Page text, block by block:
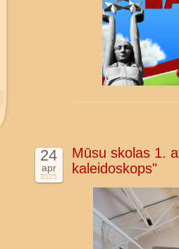
24
apr
2025
Mūsu skolas 1.
kaleidoskops"